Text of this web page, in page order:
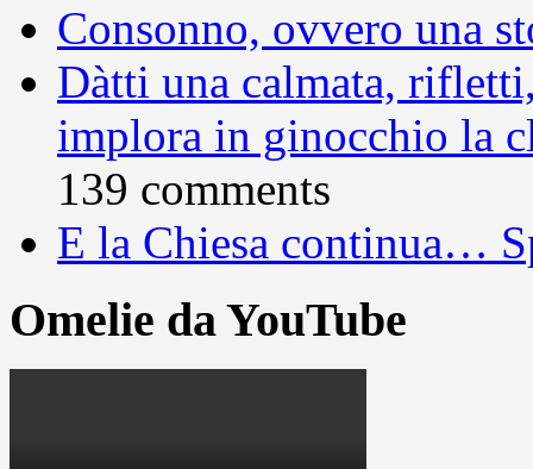
Consonno, ovvero una
Dàtti una calmata,
implora in ginocchio la
139 comments
E la Chiesa continua…
Omelie da YouTube